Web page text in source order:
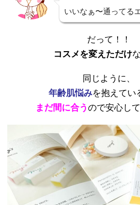
いいなぁ〜通ってる
だって！！
コスメを変えただけ
同じように、
年齢肌悩みを抱えてい
まだ間に合うので安心し